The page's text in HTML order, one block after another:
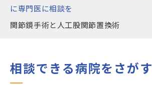
に専門医に相談を
関節鏡手術と人工股関節置換術
相談できる病院をさがす